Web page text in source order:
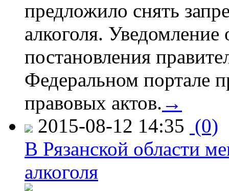
предложило снять
алкоголя. Уведомление
постановления
Федеральном портале
правовых актов. →
2015-08-12 14:35 (0)
В Рязанской области
алкоголя